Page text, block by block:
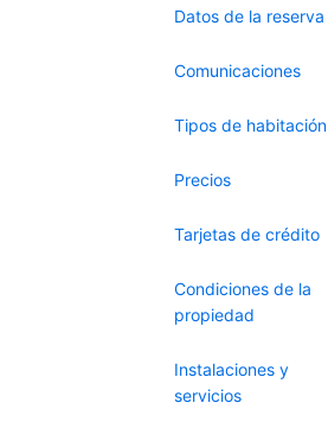
Datos de la reserva
Comunicaciones
Tipos de habitación
Precios
Tarjetas de crédito
Condiciones de la
propiedad
Instalaciones y
servicios